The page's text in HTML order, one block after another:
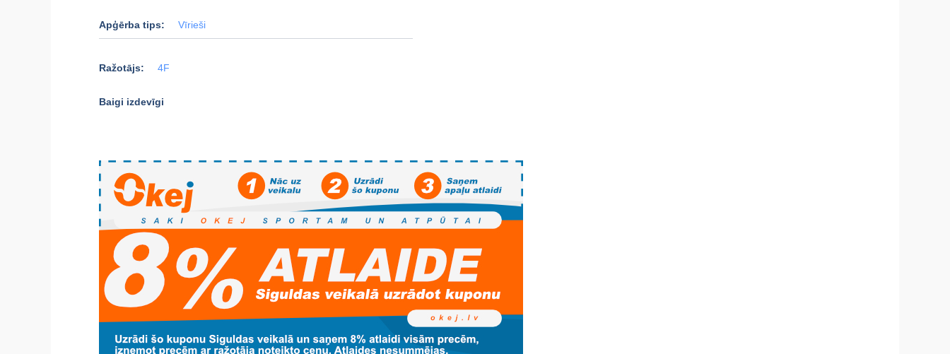
Apģērba tips: Vīrieši
Ražotājs: 4F
Baigi izdevīgi